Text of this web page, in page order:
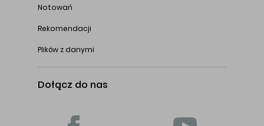
Notowań
Rekomendacji
Plików z danymi
Dołącz do nas